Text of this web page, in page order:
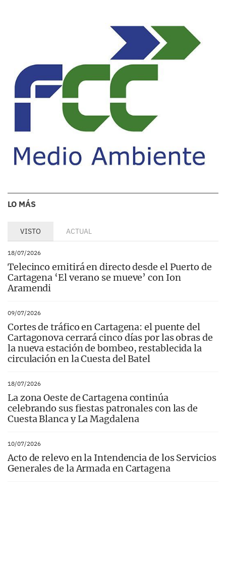
LO MÁS
VISTO ACTUAL
18/07/2026
Telecinco emitirá en directo desde el Puerto de
Cartagena ‘El verano se mueve’ con Ion
Aramendi
09/07/2026
Cortes de tráfico en Cartagena: el puente del
Cartagonova cerrará cinco días por las obras de
la nueva estación de bombeo, restablecida la
circulación en la Cuesta del Batel
18/07/2026
La zona Oeste de Cartagena continúa
celebrando sus fiestas patronales con las de
Cuesta Blanca y La Magdalena
10/07/2026
Acto de relevo en la Intendencia de los Servicios
Generales de la Armada en Cartagena